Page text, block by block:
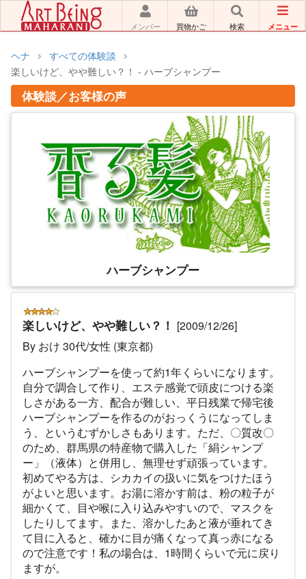
メンバー 買物かご 検索 メニュー
ヘナ
すべての体験談
楽しいけど、やや難しい？！ - ハーブシャンプー
体験談／お客様の声
ハーブシャンプー
楽しいけど、やや難しい？！ [2009/12/26]
By おけ 30代/女性 (東京都)
ハーブシャンプーを使って約1年くらいになります。
自分で調合して作り、エステ感覚で頭皮につける楽
しさがある一方、配合が難しい、平日残業で帰宅後
ハーブシャンプーを作るのがおっくうになってしま
う、というむずかしさもあります。ただ、〇質改〇
のため、群馬県の特産物で購入した「絹シャンプ
ー」（液体）と併用し、無理せず頑張っています。
初めてやる方は、シカカイの扱いに気をつけたほう
がよいと思います。お湯に溶かす前は、粉の粒子が
細かくて、目や喉に入り込みやすいので、マスクを
したりしてます。また、溶かしたあと液が垂れてき
て目に入ると、確かに目が痛くなって真っ赤になる
ので注意です！私の場合は、1時間くらいで元に戻り
ますが。